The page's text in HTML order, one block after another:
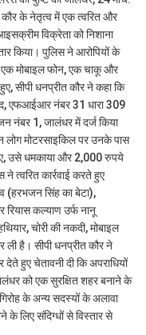
के नेतृत्व में एक त्वरित और
विक्रेता को निशाना
किया। पुलिस ने आरोपियों के
एक मोबाइल फोन, एक चाकू और
सीपी धनप्रीत कौर ने कहा कि
एफआईआर नंबर 31 धारा 309
नंबर 1, जालंधर में दर्ज किया
लोग मोटरसाइकिल पर उनके पास
उसे धमकाया और 2,000 रुपये
त्वरित कार्रवाई करते हुए
(हरभजन सिंह का बेटा),
रियास कल्याण उर्फ ​​नानू
चोरी की नकदी, मोबाइल
है। सीपी धनप्रीत कौर ने
हुए चेतावनी दी कि अपराधियों
को एक सुरक्षित शहर बनाने के
के अन्य सदस्यों के अलावा
के लिए संदिग्धों से विस्तार से